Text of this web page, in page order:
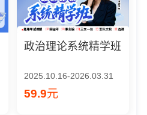
政治理论系统精学班
2025.10.16-2026.03.31
59.9元